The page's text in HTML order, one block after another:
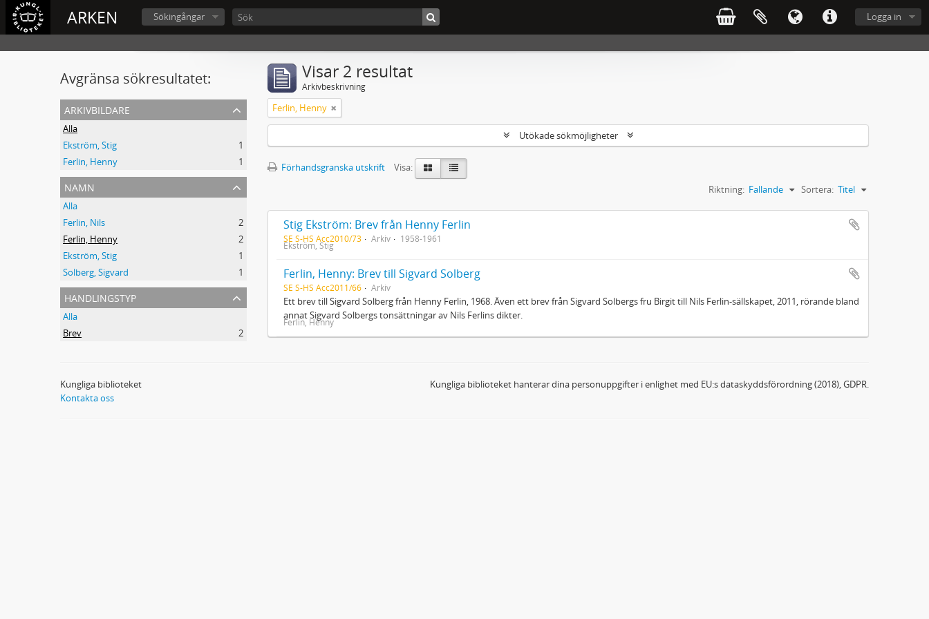
ARKEN Logga in
Sökingångar
Avgränsa sökresultatet:
arkivbildare
Alla
Ekström, Stig
1
Ferlin, Henny
1
namn
Alla
Ferlin, Nils
2
Ferlin, Henny
2
Ekström, Stig
1
Solberg, Sigvard
1
handlingstyp
Alla
Brev
2
Visar 2 resultat
Arkivbeskrivning
Ferlin, Henny
Utökade sökmöjligheter
Förhandsgranska utskrift
Visa:
Sortera: Titel
Riktning: Fallande
Stig Ekström: Brev från Henny Ferlin
SE S-HS Acc2010/73 Arkiv 1958-1961
Ekström, Stig
Ferlin, Henny: Brev till Sigvard Solberg
SE S-HS Acc2011/66 Arkiv
Ett brev till Sigvard Solberg från Henny Ferlin, 1968. Även ett brev från Sigvard Solbergs fru Birgit till Nils Ferlin-sällskapet, 2011, rörande bland
annat Sigvard Solbergs tonsättningar av Nils Ferlins dikter.
Ferlin, Henny
Kungliga biblioteket
Kontakta oss
Kungliga biblioteket hanterar dina personuppgifter i enlighet med EU:s dataskyddsförordning (2018), GDPR.